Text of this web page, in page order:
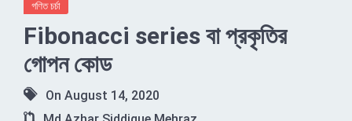
গণিত চর্চা
Fibonacci series বা প্রকৃতির
গোপন কোড
On August 14, 2020